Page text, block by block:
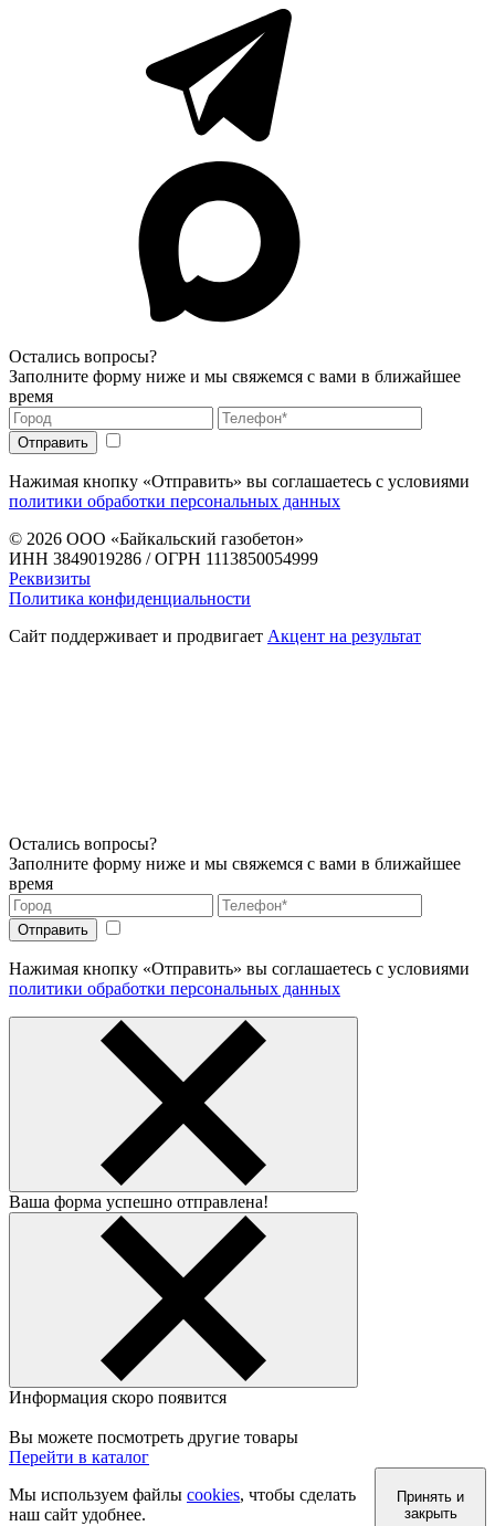
Остались вопросы?
Заполните форму ниже и мы свяжемся с вами в ближайшее
время
Нажимая кнопку «Отправить» вы соглашаетесь с условиями
политики обработки персональных данных
© 2026 ООО «Байкальский газобетон»
ИНН 3849019286 / ОГРН 1113850054999
Реквизиты
Политика конфиденциальности
Сайт поддерживает и продвигает Акцент на результат
Остались вопросы?
Заполните форму ниже и мы свяжемся с вами в ближайшее
время
Нажимая кнопку «Отправить» вы соглашаетесь с условиями
политики обработки персональных данных
Ваша форма успешно отправлена!
Информация скоро появится
Вы можете посмотреть другие товары
Перейти в каталог
Мы используем файлы cookies, чтобы сделать
наш сайт удобнее.
Принять и
закрыть